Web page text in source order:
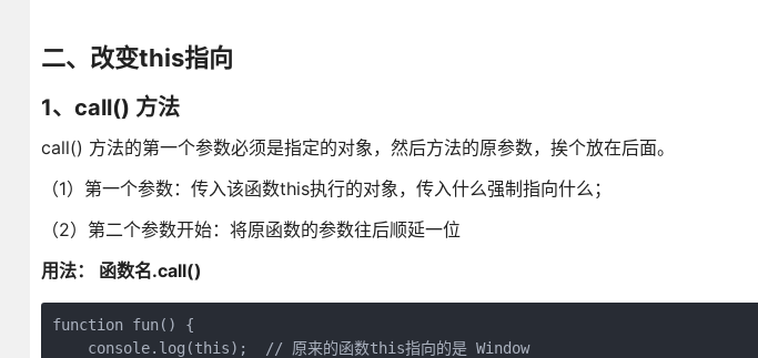
二、改变this指向
1、call() 方法
call() 方法的第一个参数必须是指定的对象，然后方法的原参数，挨个放在后面。
（1）第一个参数：传入该函数this执行的对象，传入什么强制指向什么；
（2）第二个参数开始：将原函数的参数往后顺延一位
用法： 函数名.call()
function fun() {
    console.log(this);  // 原来的函数this指向的是 Window